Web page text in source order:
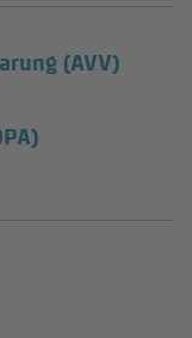
(AVV)